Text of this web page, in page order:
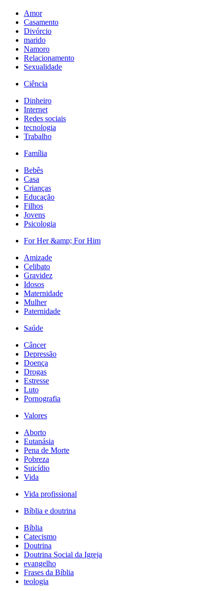
Amor
Casamento
Divórcio
marido
Namoro
Relacionamento
Sexualidade
Ciência
Dinheiro
Internet
Redes sociais
tecnologia
Trabalho
Família
Bebês
Casa
Crianças
Educação
Filhos
Jovens
Psicologia
For Her &amp; For Him
Amizade
Celibato
Gravidez
Idosos
Maternidade
Mulher
Paternidade
Saúde
Câncer
Depressão
Doença
Drogas
Estresse
Luto
Pornografia
Valores
Aborto
Eutanásia
Pena de Morte
Pobreza
Suicídio
Vida
Vida profissional
Bíblia e doutrina
Bíblia
Catecismo
Doutrina
Doutrina Social da Igreja
evangelho
Frases da Bíblia
teologia